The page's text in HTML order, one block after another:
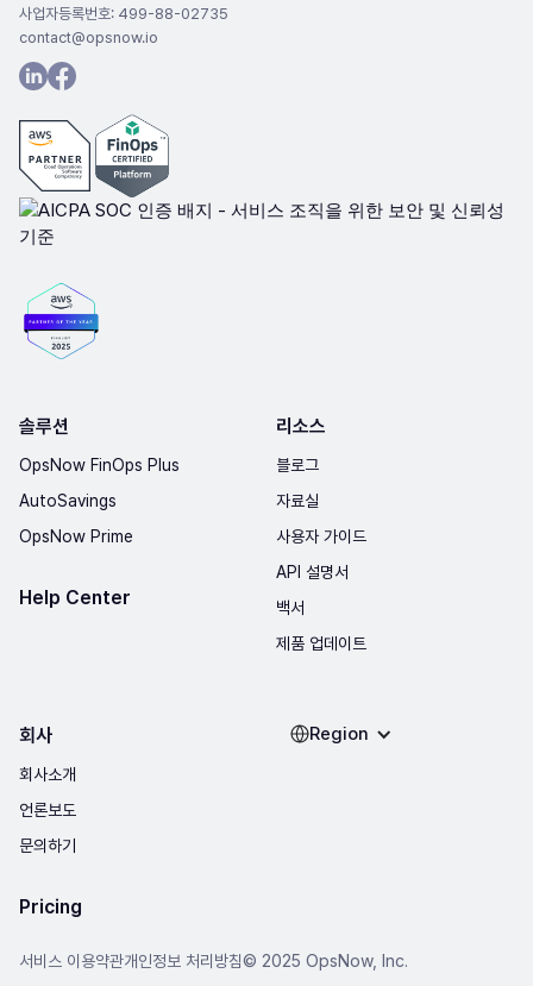
사업자등록번호: 499-88-02735
contact@opsnow.io
솔루션
OpsNow FinOps Plus
AutoSavings
OpsNow Prime
Help Center
리소스
블로그
자료실
사용자 가이드
API 설명서
백서
제품 업데이트
회사
회사소개
언론보도
문의하기
Pricing
서비스 이용약관개인정보 처리방침© 2025 OpsNow, Inc.
Region